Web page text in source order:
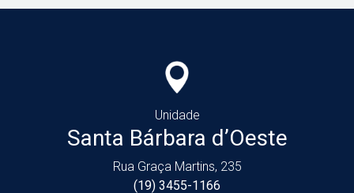
Unidade
Santa Bárbara d’Oeste
Rua Graça Martins, 235
(19) 3455-1166